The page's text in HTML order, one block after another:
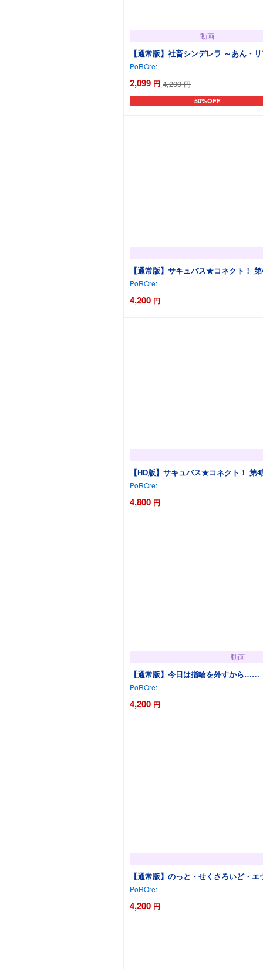
動画
【通常版】社畜シンデレラ ～あん・
PoROre:
2,099 円 4,200 円
50%OFF
カートに追加
【通常版】サキュバス★コネクト！
PoROre:
4,200 円
【HD版】サキュバス★コネクト！ 第
PoROre:
4,800 円
動画
【通常版】今日は指輪を外すから
PoROre:
4,200 円
【通常版】のっと・せくさろいど・
PoROre:
4,200 円